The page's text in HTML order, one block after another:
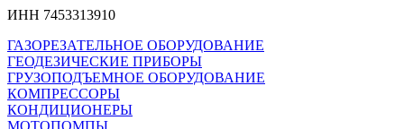
ИНН 7453313910
ГАЗОРЕЗАТЕЛЬНОЕ ОБОРУДОВАНИЕ
ГЕОДЕЗИЧЕСКИЕ ПРИБОРЫ
ГРУЗОПОДЪЕМНОЕ ОБОРУДОВАНИЕ
КОМПРЕССОРЫ
КОНДИЦИОНЕРЫ
МОТОПОМПЫ